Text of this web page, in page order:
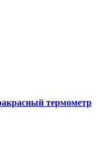
термометр